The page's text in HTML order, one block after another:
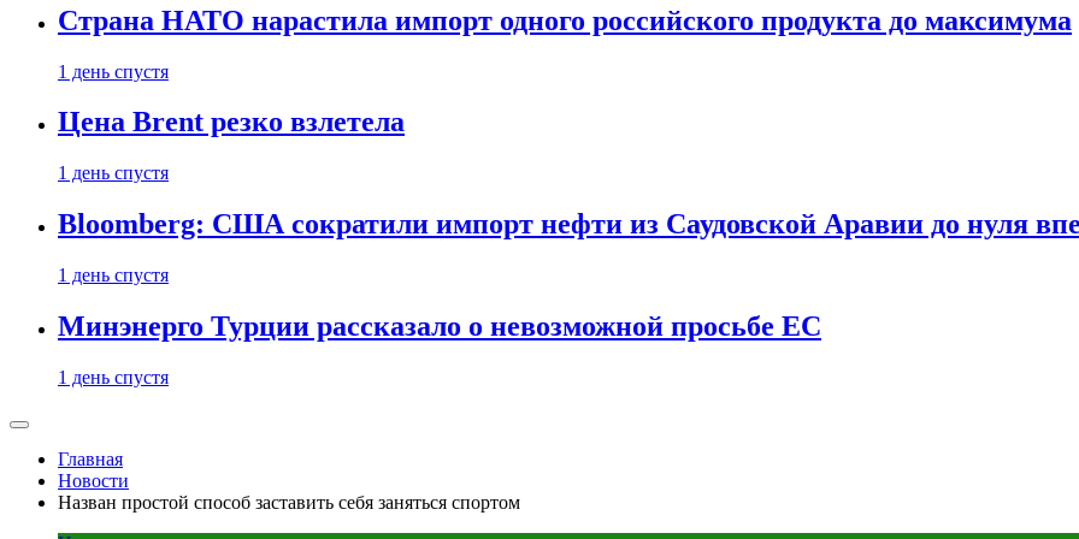
Страна НАТО нарастила импорт одного российского продукта до максимума
1 день спустя
Цена Brent резко взлетела
1 день спустя
Bloomberg: США сократили импорт нефти из Саудовской Аравии до нуля
1 день спустя
Минэнерго Турции рассказало о невозможной просьбе ЕС
1 день спустя
Главная
Новости
Назван простой способ заставить себя заняться спортом